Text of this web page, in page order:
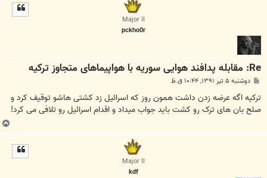
Major II
pckho0r
Re: مقابله پدافند هوایی سوریه با هواپیما‌های متجاوز ترکیه
پ
ت
دوشنبه ۵ تیر ۱۳۹۱, ۱۰:۴۴ ق.ظ
ترکیه اگه عرضه زدن داشت همون روز که اسرائیل زد کشتی هاشو توقیف کرد و
صلح بان های ترک رو کشت باید جواب میداد و اقدام اسرائیل رو تلافی می کرد!
ب
ا
Major II
kdf